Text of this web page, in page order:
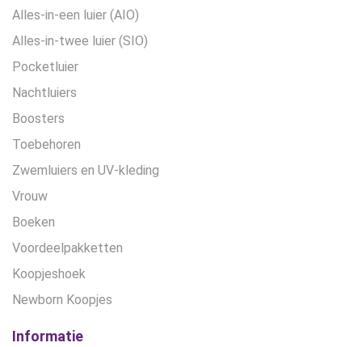
Alles-in-een luier (AIO)
Alles-in-twee luier (SIO)
Pocketluier
Nachtluiers
Boosters
Toebehoren
Zwemluiers en UV-kleding
Vrouw
Boeken
Voordeelpakketten
Koopjeshoek
Newborn Koopjes
Informatie